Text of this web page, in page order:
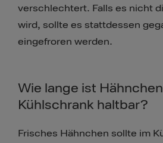
verschlechtert. Falls es nicht
wird, sollte es stattdessen
eingefroren werden.
Wie lange ist
Kühlschrank haltbar?
Frisches Hähnchen sollte im